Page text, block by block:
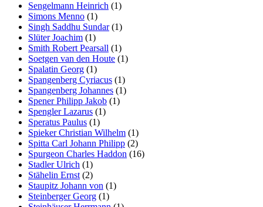
Sengelmann Heinrich (1)
Simons Menno (1)
Singh Saddhu Sundar(1)
Slüter Joachim (1)
Smith Robert Pearsall (1)
Soetgen van den Houte (1)
Spalatin Georg (1)
Spangenberg Cyriacus (1)
Spangenberg Johannes (1)
Spener Philipp Jakob (1)
Spengler Lazarus (1)
Speratus Paulus (1)
Spieker Christian Wilhelm (1)
Spitta Carl Johann Philipp (2)
Spurgeon Charles Haddon (16)
Stadler Ulrich (1)
Stähelin Ernst (2)
Staupitz Johann von (1)
Steinberger Georg (1)